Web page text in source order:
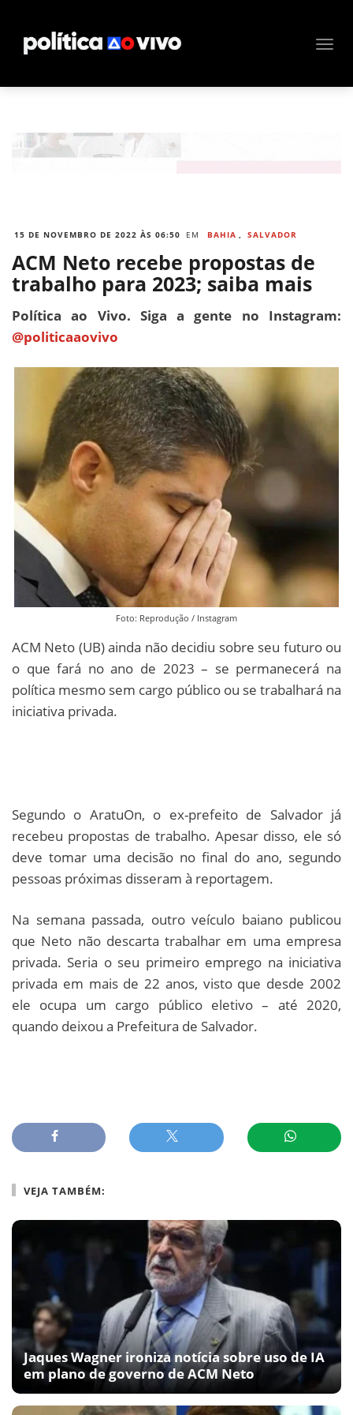
15 DE NOVEMBRO DE 2022 ÀS 06:50 EM BAHIA , SALVADOR
ACM Neto recebe propostas de
trabalho para 2023; saiba mais
Política ao Vivo. Siga a gente no Instagram:
@politicaaovivo
Foto: Reprodução / Instagram
ACM Neto (UB) ainda não decidiu sobre seu futuro ou
o que fará no ano de 2023 – se permanecerá na
política mesmo sem cargo público ou se trabalhará na
iniciativa privada.
Segundo o AratuOn, o ex-prefeito de Salvador já
recebeu propostas de trabalho. Apesar disso, ele só
deve tomar uma decisão no final do ano, segundo
pessoas próximas disseram à reportagem.
Na semana passada, outro veículo baiano publicou
que Neto não descarta trabalhar em uma empresa
privada. Seria o seu primeiro emprego na iniciativa
privada em mais de 22 anos, visto que desde 2002
ele ocupa um cargo público eletivo – até 2020,
quando deixou a Prefeitura de Salvador.
VEJA TAMBÉM:
Jaques Wagner ironiza notícia sobre uso de IA
em plano de governo de ACM Neto